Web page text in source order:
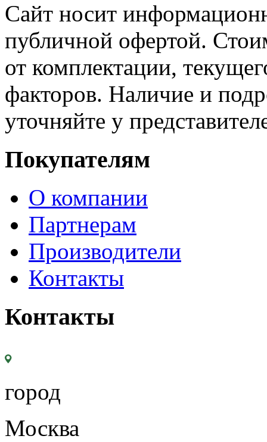
Сайт носит
публичной офертой.
от комплектации,
факторов. Наличие и
уточняйте у
Покупателям
О компании
Партнерам
Производители
Контакты
Контакты
город
Москва